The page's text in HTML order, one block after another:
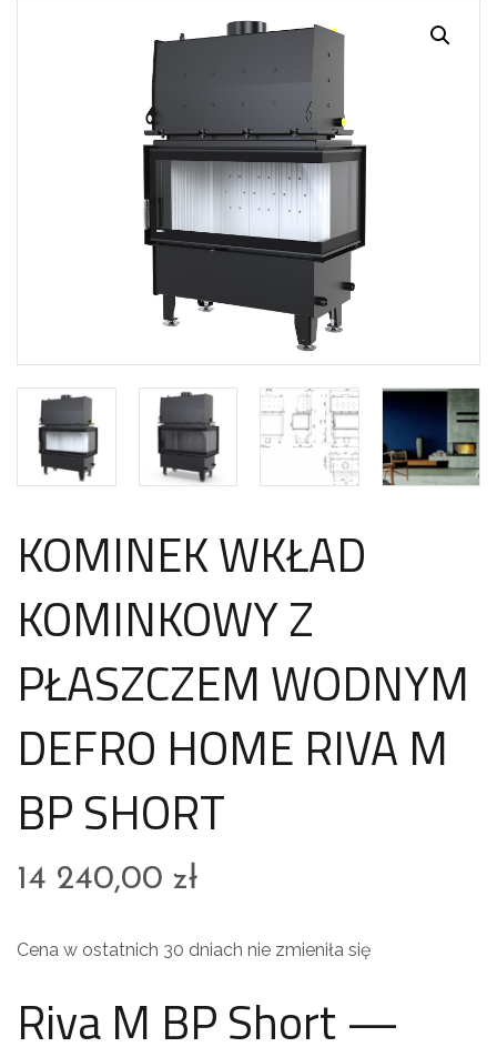
KOMINEK WKŁAD
KOMINKOWY Z
PŁASZCZEM WODNYM
DEFRO HOME RIVA M
BP SHORT
14 240,00 zł
Cena w ostatnich 30 dniach nie zmieniła się
Riva M BP Short —